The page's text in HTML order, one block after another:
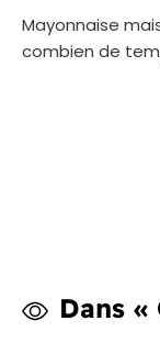
Mayonnaise
combien de
Dans «